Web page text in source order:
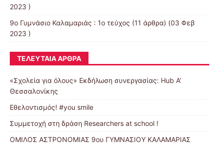
2023 )
9ο Γυμνάσιο Καλαμαριάς : 1ο τεύχος (11 άρθρα) (03 Φεβ
2023 )
ΤΕΛΕΥΤΑΊΑ ΆΡΘΡΑ
«Σχολεία για όλους» Eκδήλωση συνεργασίας: Hub A’
Θεσσαλονίκης
Εθελοντισμός! #you smile
Συμμετοχή στη δράση Researchers at school !
ΟΜΙΛΟΣ ΑΣΤΡΟΝΟΜΙΑΣ 9ου ΓΥΜΝΑΣΙΟΥ ΚΑΛΑΜΑΡΙΑΣ